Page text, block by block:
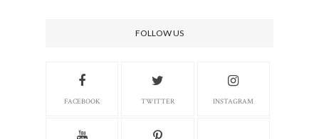
FOLLOW US
FACEBOOK TWITTER INSTAGRAM